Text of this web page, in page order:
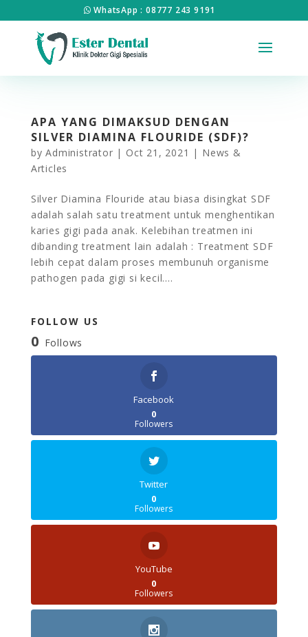
WhatsApp : 08777 243 9191
APA YANG DIMAKSUD DENGAN
SILVER DIAMINA FLOURIDE (SDF)?
byAdministrator | Oct 21, 2021 | News &
Articles
Silver Diamina Flouride atau biasa disingkat SDF
adalah salah satu treatment untuk menghentikan
karies gigi pada anak. Kelebihan treatmen ini
dibanding treatment lain adalah : Treatment SDF
lebih cepat dalam proses membunuh organisme
pathogen pada gigi si kecil....
FOLLOW US
0 Follows
Facebook
0
Followers
Twitter
0
Followers
YouTube
0
Followers